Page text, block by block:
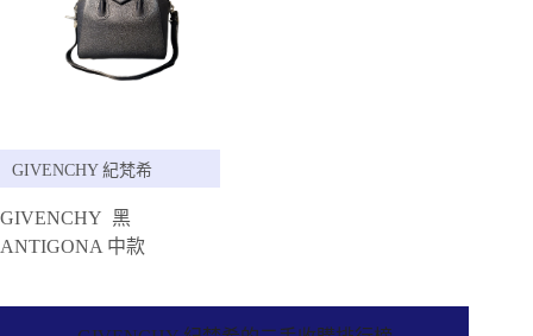
GIVENCHY 紀梵希
GIVENCHY 黑
ANTIGONA 中款